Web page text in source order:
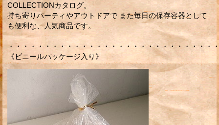
COLLECTIONカタログ。
持ち寄りパーティやアウトドアで また毎日の保存容器として
も便利な、人気商品です。
・・・・・・・・・・・・・・・・・・・・・・・・・・・
《ビニールパッケージ入り》